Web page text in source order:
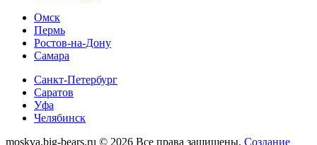
Омск
Пермь
Ростов-на-Дону
Самара
Санкт-Петербург
Саратов
Уфа
Челябинск
moskva.big-bears.ru © 2026 Все права защищены. Создание